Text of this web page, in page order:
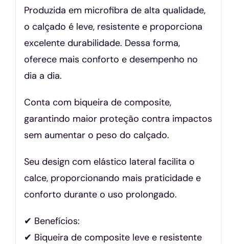
Produzida em microfibra de alta qualidade,
o calçado é leve, resistente e proporciona
excelente durabilidade. Dessa forma,
oferece mais conforto e desempenho no
dia a dia.
Conta com biqueira de composite,
garantindo maior proteção contra impactos
sem aumentar o peso do calçado.
Seu design com elástico lateral facilita o
calce, proporcionando mais praticidade e
conforto durante o uso prolongado.
✔ Benefícios:
✔ Biqueira de composite leve e resistente